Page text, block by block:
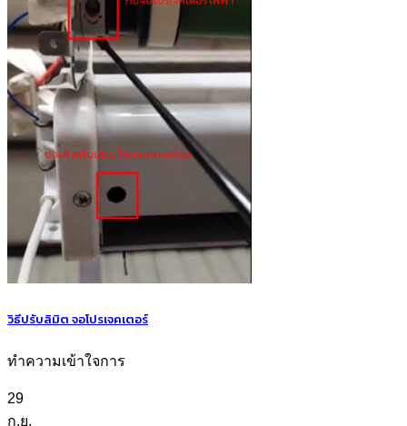
วิธีปรับลิมิต จอโปรเจคเตอร์
ทำความเข้าใจการ
29
ก.ย.